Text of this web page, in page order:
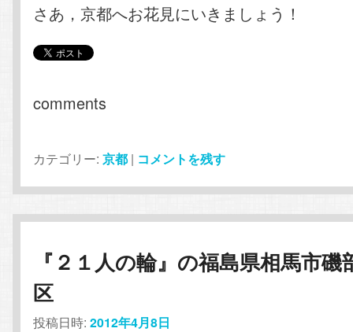
さあ，京都へお花見にいきましょう！
comments
カテゴリー: 京都 | コメントを残す
『２１人の輪』の福島県相馬市磯
区
投稿日時:2012年4月8日